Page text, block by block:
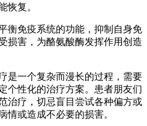
恢复。
衡免疫系统的功能，抑制自身免
损害，为酪氨酸酶发挥作用创造
是一个复杂而漫长的过程，需要
个性化的治疗方案。患者朋友们
治疗，切忌盲目尝试各种偏方或
情或造成不必要的损害。